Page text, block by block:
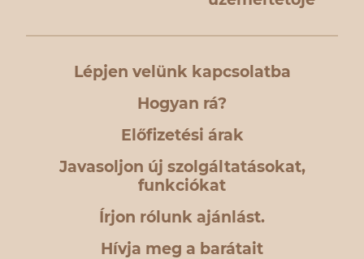
Lépjen velünk kapcsolatba
Hogyan rá?
Előfizetési árak
Javasoljon új szolgáltatásokat,
funkciókat
Írjon rólunk ajánlást.
Hívja meg a barátait